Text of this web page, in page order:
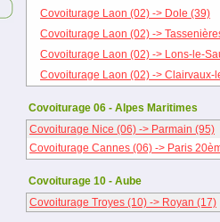
Covoiturage Laon (02) -> Dole (39)
Covoiturage Laon (02) ->
Covoiturage Laon (02) -> Lons-le-
Covoiturage Laon (02) -> Clairvaux-
Covoiturage 06 - Alpes Maritimes
Covoiturage Nice (06) -> Parmain (95)
Covoiturage Cannes (06) -> Paris
Covoiturage 10 - Aube
Covoiturage Troyes (10) -> Royan (17)